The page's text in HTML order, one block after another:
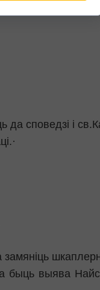
споведзі і
замяніць
быць выява